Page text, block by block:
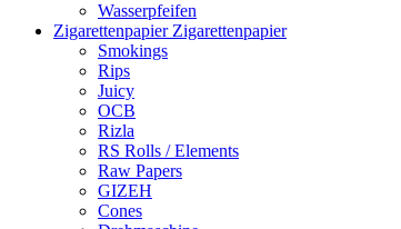
Wasserpfeifen
Zigarettenpapier Zigarettenpapier
Smokings
Rips
Juicy
OCB
Rizla
RS Rolls / Elements
Raw Papers
GIZEH
Cones